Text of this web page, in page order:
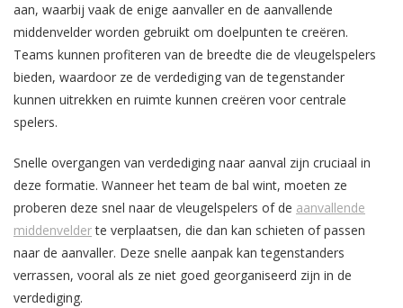
aan, waarbij vaak de enige aanvaller en de aanvallende
middenvelder worden gebruikt om doelpunten te creëren.
Teams kunnen profiteren van de breedte die de vleugelspelers
bieden, waardoor ze de verdediging van de tegenstander
kunnen uitrekken en ruimte kunnen creëren voor centrale
spelers.
Snelle overgangen van verdediging naar aanval zijn cruciaal in
deze formatie. Wanneer het team de bal wint, moeten ze
proberen deze snel naar de vleugelspelers of de aanvallende
middenvelderte verplaatsen, die dan kan schieten of passen
naar de aanvaller. Deze snelle aanpak kan tegenstanders
verrassen, vooral als ze niet goed georganiseerd zijn in de
verdediging.